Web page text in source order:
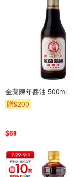
金蘭陳年醬油 500ml
贈$200
$69